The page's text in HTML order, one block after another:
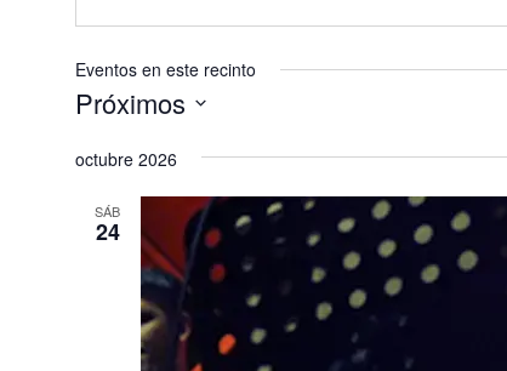
Eventos en este recinto
Próximos
la
octubre 2026
SÁB
24